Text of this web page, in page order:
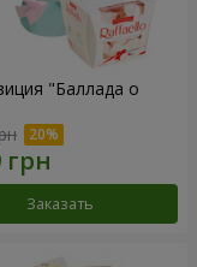
"Баллада о
Заказать